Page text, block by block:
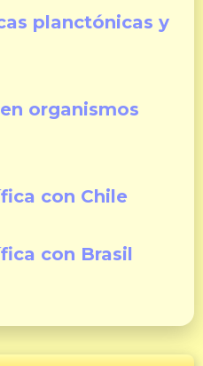
planctónicas y
organismos
con Chile
con Brasil